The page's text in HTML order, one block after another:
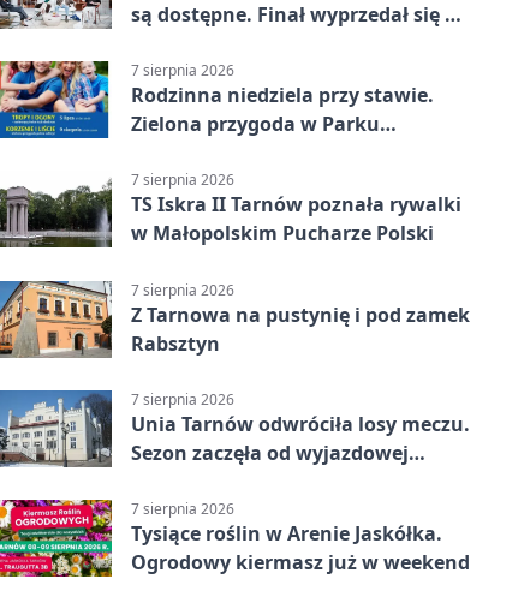
są dostępne. Finał wyprzedał się w
7 sierpnia 2026
Rodzinna niedziela przy stawie.
Zielona przygoda w Parku
7 sierpnia 2026
TS Iskra II Tarnów poznała rywalki
w Małopolskim Pucharze Polski
7 sierpnia 2026
Z Tarnowa na pustynię i pod zamek
Rabsztyn
7 sierpnia 2026
Unia Tarnów odwróciła losy meczu.
Sezon zaczęła od wyjazdowej
7 sierpnia 2026
Tysiące roślin w Arenie Jaskółka.
Ogrodowy kiermasz już w weekend